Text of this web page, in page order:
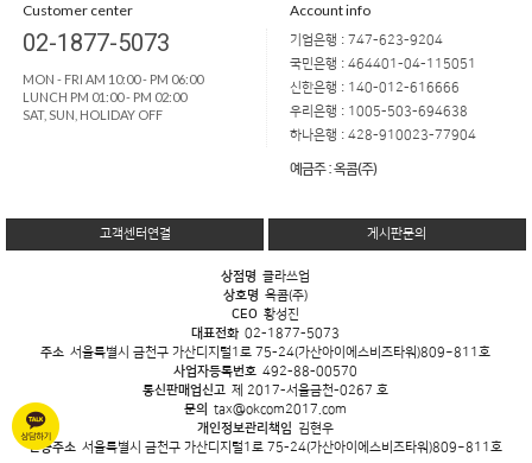
Customer center
02-1877-5073
MON - FRI AM 10:00 - PM 06:00
LUNCH PM 01:00 - PM 02:00
SAT, SUN, HOLIDAY OFF
Account info
기업은행 : 747-623-9204
국민은행 : 464401-04-115051
신한은행 : 140-012-616666
우리은행 : 1005-503-694638
하나은행 : 428-910023-77904
예금주 : 옥콤(주)
고객센터연결 게시판문의
상점명 클라쓰업
상호명 옥콤(주)
CEO 황성진
대표전화 02-1877-5073
주소 서울특별시 금천구 가산디지털1로 75-24(가산아이에스비즈타워)809~811호
사업자등록번호 492-88-00570
통신판매업신고 제 2017-서울금천-0267 호
문의 tax@okcom2017.com
개인정보관리책임 김현우
반송주소 서울특별시 금천구 가산디지털1로 75-24(가산아이에스비즈타워)809~811호